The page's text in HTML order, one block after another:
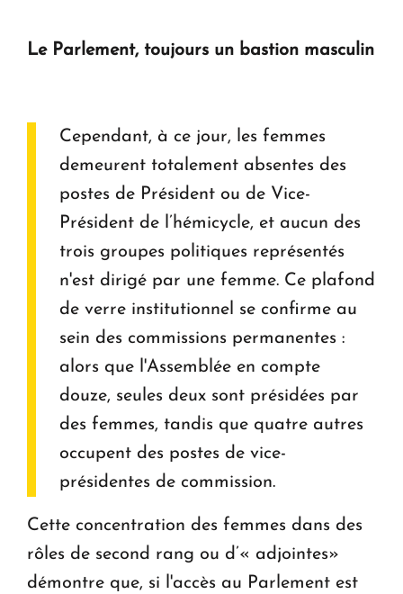
Le Parlement, toujours un bastion masculin
Cependant, à ce jour, les femmes
demeurent totalement absentes des
postes de Président ou de Vice-
Président de l’hémicycle, et aucun des
trois groupes politiques représentés
n'est dirigé par une femme. Ce plafond
de verre institutionnel se confirme au
sein des commissions permanentes :
alors que l'Assemblée en compte
douze, seules deux sont présidées par
des femmes, tandis que quatre autres
occupent des postes de vice-
présidentes de commission.
Cette concentration des femmes dans des
rôles de second rang ou d’« adjointes»
démontre que, si l'accès au Parlement est